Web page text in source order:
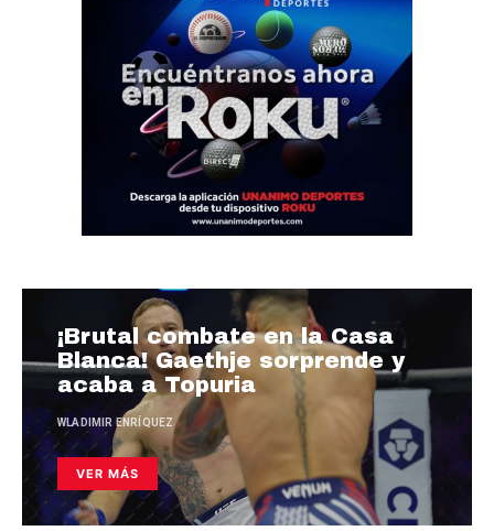
¡Brutal combate en la Casa
Blanca! Gaethje sorprende y
acaba a Topuria
WLADIMIR ENRÍQUEZ
VER MÁS